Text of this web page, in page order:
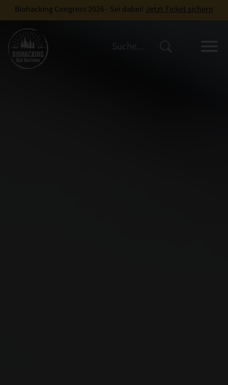
Biohacking Congress 2026 - Sei dabei! Jetzt Ticket sichern